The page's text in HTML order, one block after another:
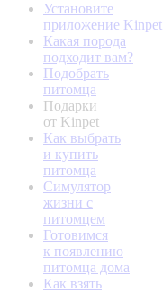
Установите
приложение Kinpet
Какая порода
подходит вам?
Подобрать
питомца
Подарки
от Kinpet
Как выбрать
и купить
питомца
Симулятор
жизни с
питомцем
Готовимся
к появлению
питомца дома
Как взять